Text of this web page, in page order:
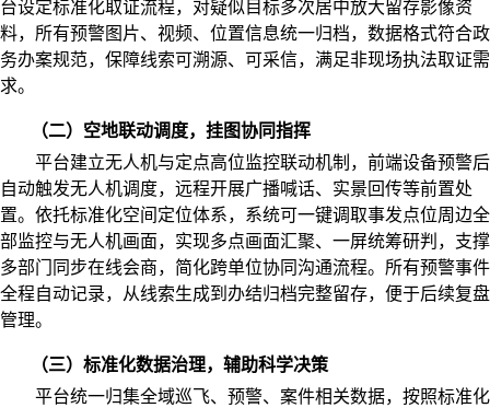
台设定标准化取证流程，对疑似目标多次居中放大留存影像资
料，所有预警图片、视频、位置信息统一归档，数据格式符合政
务办案规范，保障线索可溯源、可采信，满足非现场执法取证需
求。
（二）空地联动调度，挂图协同指挥
平台建立无人机与定点高位监控联动机制，前端设备预警后
自动触发无人机调度，远程开展广播喊话、实景回传等前置处
置。依托标准化空间定位体系，系统可一键调取事发点位周边全
部监控与无人机画面，实现多点画面汇聚、一屏统筹研判，支撑
多部门同步在线会商，简化跨单位协同沟通流程。所有预警事件
全程自动记录，从线索生成到办结归档完整留存，便于后续复盘
管理。
（三）标准化数据治理，辅助科学决策
平台统一归集全域巡飞、预警、案件相关数据，按照标准化